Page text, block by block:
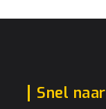
Snel